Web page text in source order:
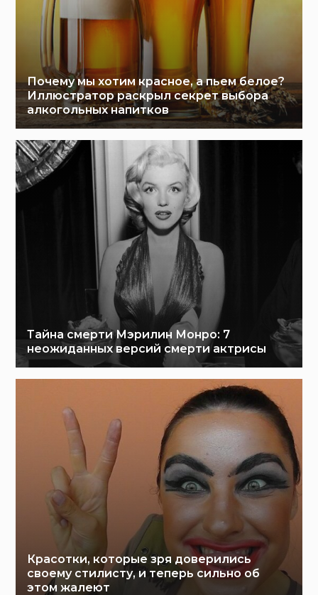
Почему мы хотим красное, а пьем белое?
Иллюстратор раскрыл секрет выбора
алкогольных напитков
Тайна смерти Мэрилин Монро: 7
неожиданных версий смерти актрисы
Красотки, которые зря доверились
своему стилисту, и теперь сильно об
этом жалеют